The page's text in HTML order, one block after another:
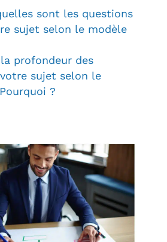
sont les questions
sujet selon le modèle
profondeur des
sujet selon le
?